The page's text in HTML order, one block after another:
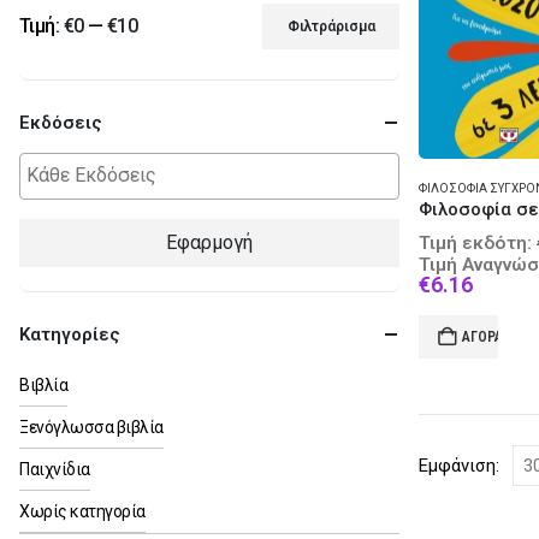
ΦΙΛΟΣΟΦΊΑ
Τιμή εκδότη:
Τιμή
€6.16Current
is:
€6.16.
ΑΓΟΡΆ
Εμφάνιση:
Ελάχιστη
τιμή
Μέγιστη
τιμή
Φιλτράρισμα
Τιμή: €0— €10
Εκδόσεις
Εφαρμογή
Κατηγορίες
Βιβλία
Ξενόγλωσσα βιβλία
Παιχνίδια
Χωρίς κατηγορία